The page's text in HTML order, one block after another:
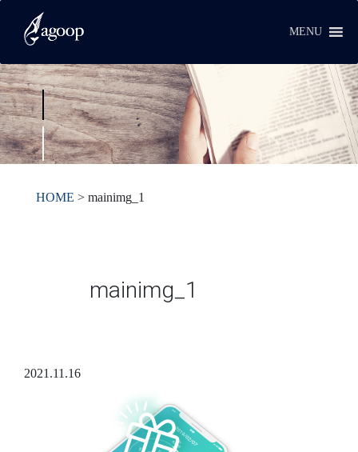
MENU
HOME > mainimg_1
mainimg_1
2021.11.16